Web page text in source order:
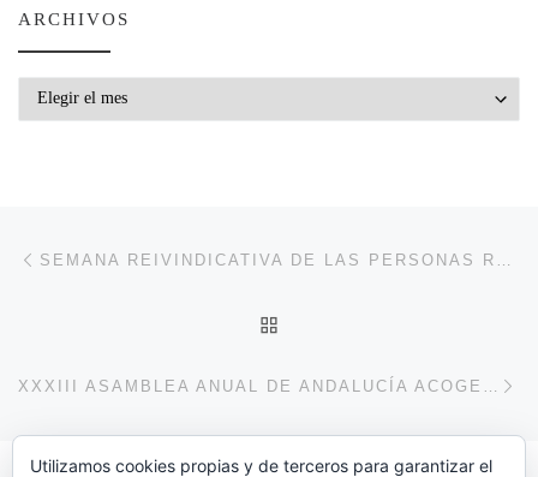
ARCHIVOS
Utilizamos cookies propias y de terceros para garantizar el